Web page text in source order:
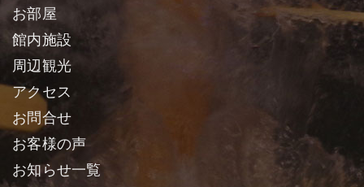
お部屋
館内施設
周辺観光
アクセス
お問合せ
お客様の声
お知らせ一覧